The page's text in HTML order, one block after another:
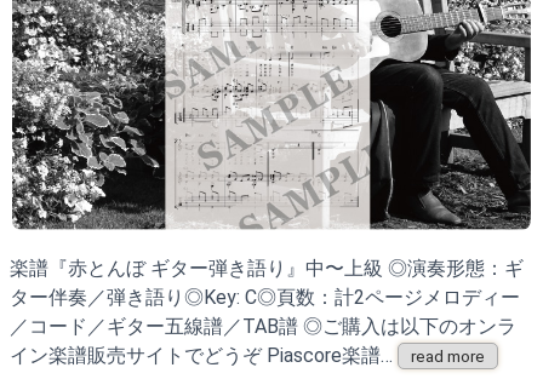
楽譜『赤とんぼ ギター弾き語り』中〜上級 ◎演奏形態：ギ
ター伴奏／弾き語り◎Key: C◎頁数：計2ページメロディー
／コード／ギター五線譜／TAB譜 ◎ご購入は以下のオンラ
イン楽譜販売サイトでどうぞ Piascore楽譜…
read more